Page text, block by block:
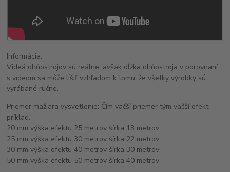
Informácia:
Videá ohňostrojov sú reálne, avšak dĺžka ohňostroja v porovnaní
s videom sa môže líšiť vzhľadom k tomu, že všetky výrobky sú
vyrábané ručne.
Priemer mažiara vysvetlenie: Čím väčší priemer tým väčší efekt
príklad.
20 mm výška efektu 25 metrov šírka 13 metrov
25 mm výška efektu 30 metrov šírka 22 metrov
30 mm výška efektu 40 metrov šírka 30 metrov
50 mm výška efektu 50 metrov šírka 40 metrov